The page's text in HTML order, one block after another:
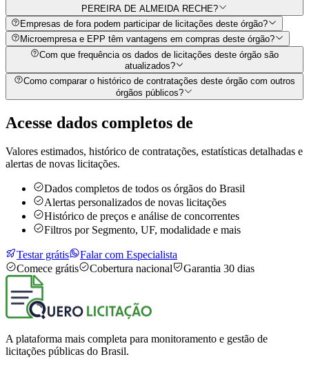
PEREIRA DE ALMEIDA RECHE?
Empresas de fora podem participar de licitações deste órgão?
Microempresa e EPP têm vantagens em compras deste órgão?
Com que frequência os dados de licitações deste órgão são
atualizados?
Como comparar o histórico de contratações deste órgão com outros
órgãos públicos?
Acesse dados completos de
Valores estimados, histórico de contratações, estatísticas detalhadas e
alertas de novas licitações.
Dados completos de todos os órgãos do Brasil
Alertas personalizados de novas licitações
Histórico de preços e análise de concorrentes
Filtros por Segmento, UF, modalidade e mais
Testar grátis
Falar com Especialista
Comece grátis
Cobertura nacional Garantia 30 dias
A plataforma mais completa para monitoramento e gestão de
licitações públicas do Brasil.